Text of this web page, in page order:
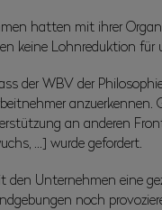
hatten mit ihrer
keine Lohnreduktion für
der WBV der
an anderen
…] wurde gefordert.
Unternehmen eine
noch